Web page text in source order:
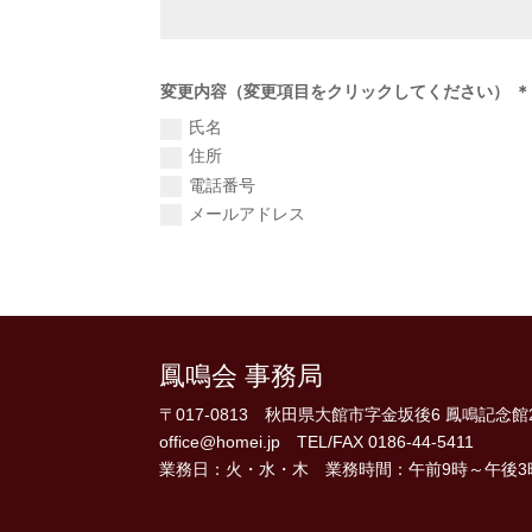
変更内容（変更項目をクリックしてください） ＊
氏名
住所
電話番号
メールアドレス
鳳鳴会 事務局
〒017-0813 秋田県大館市字金坂後6 鳳鳴記念館
office@homei.jp TEL/FAX 0186-44-5411
業務日：火・水・木 業務時間：午前9時～午後3